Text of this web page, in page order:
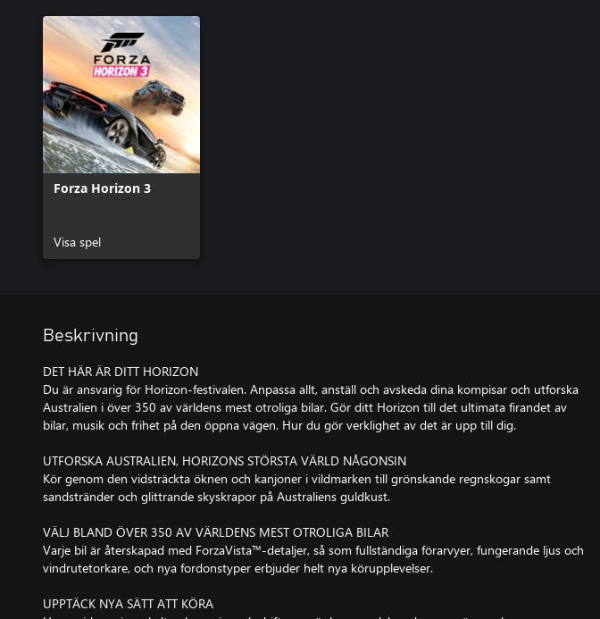
Forza Horizon 3
Visa spel
Beskrivning
DET HÄR ÄR DITT HORIZON
Du är ansvarig för Horizon-festivalen. Anpassa allt, anställ och avskeda dina kompisar och utforska
Australien i över 350 av världens mest otroliga bilar. Gör ditt Horizon till det ultimata firandet av
bilar, musik och frihet på den öppna vägen. Hur du gör verklighet av det är upp till dig.
UTFORSKA AUSTRALIEN, HORIZONS STÖRSTA VÄRLD NÅGONSIN
Kör genom den vidsträckta öknen och kanjoner i vildmarken till grönskande regnskogar samt
sandstränder och glittrande skyskrapor på Australiens guldkust.
VÄLJ BLAND ÖVER 350 AV VÄRLDENS MEST OTROLIGA BILAR
Varje bil är återskapad med ForzaVista™-detaljer, så som fullständiga förarvyer, fungerande ljus och
vindrutetorkare, och nya fordonstyper erbjuder helt nya körupplevelser.
UPPTÄCK NYA SÄTT ATT KÖRA